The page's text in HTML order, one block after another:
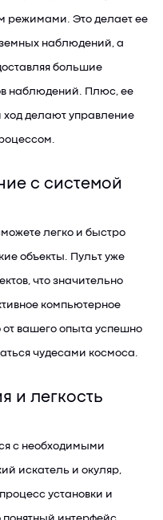
режимами. Это делает ее
наблюдений, а
большие
наблюдений. Плюс, ее
ход делают управление
с системой
легко и быстро
объекты. Пульт уже
что значительно
компьютерное
от вашего опыта успешно
чудесами космоса.
и легкость
с необходимыми
искатель и окуляр,
установки и